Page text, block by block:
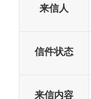
高效办成一
来信人
信件状态
来信内容